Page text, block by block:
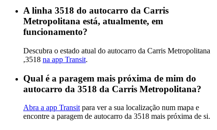
A linha 3518 do autocarro da Carris
Metropolitana está, atualmente, em
funcionamento?
Descubra o estado atual do autocarro da Carris Metropolitana
,3518 na app Transit.
Qual é a paragem mais próxima de mim do
autocarro da 3518 da Carris Metropolitana?
Abra a app Transit para ver a sua localização num mapa e
encontre a paragem de autocarro da 3518 mais próxima de si.